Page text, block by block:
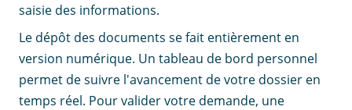
saisie des informations.
Le dépôt des documents se fait entièrement en
version numérique. Un tableau de bord personnel
permet de suivre l'avancement de votre dossier en
temps réel. Pour valider votre demande, une